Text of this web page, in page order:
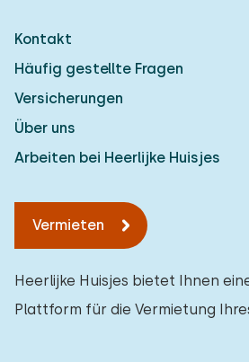
Kontakt
Häufig gestellte Fragen
Versicherungen
Über uns
Arbeiten bei Heerlijke Huisjes
Vermieten
Heerlijke Huisjes bietet Ihnen
Plattform für die Vermietung